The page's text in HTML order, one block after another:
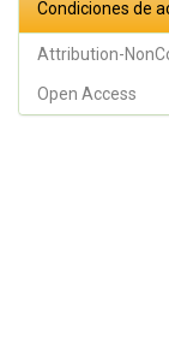
Condiciones de
Attribution-
Open Access